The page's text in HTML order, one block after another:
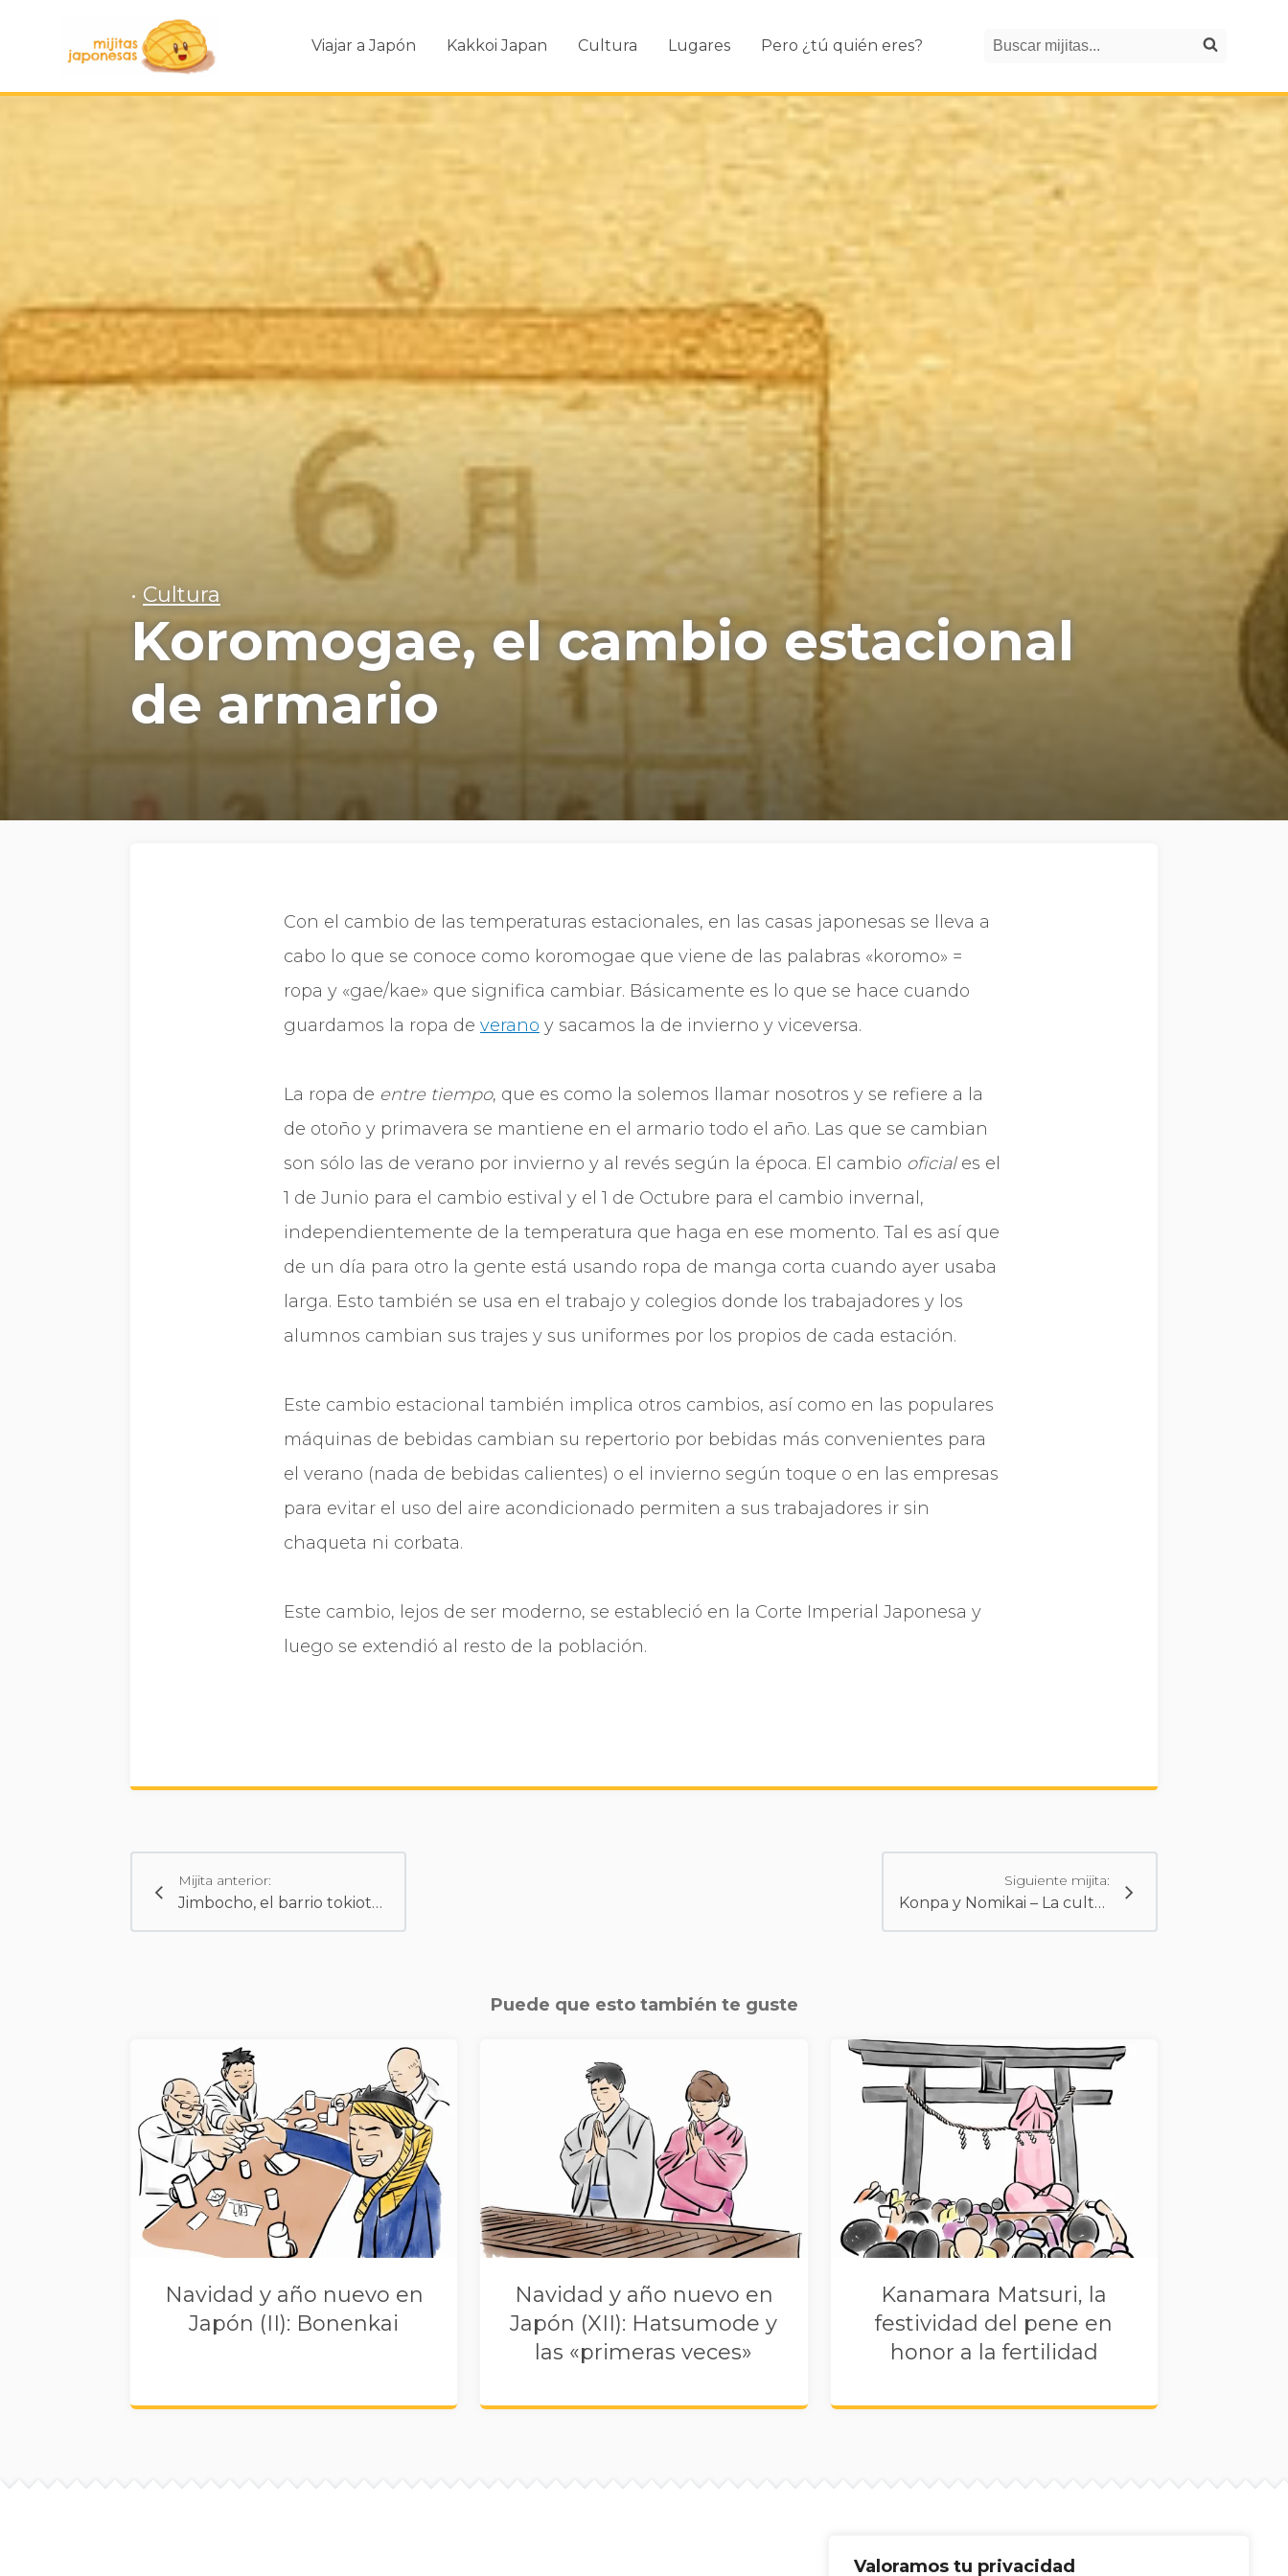
Valoramos tu privacidad
Viajar a Japón Kakkoi Japan Cultura Lugares Pero ¿tú quién eres?
Buscar mijitas
Search
• Cultura
Koromogae, el cambio estacional
de armario
Con el cambio de las temperaturas estacionales, en las casas japonesas se lleva a
cabo lo que se conoce como koromogae que viene de las palabras «koromo» =
ropa y «gae/kae» que significa cambiar. Básicamente es lo que se hace cuando
guardamos la ropa de verano y sacamos la de invierno y viceversa.
La ropa de entre tiempo, que es como la solemos llamar nosotros y se refiere a la
de otoño y primavera se mantiene en el armario todo el año. Las que se cambian
son sólo las de verano por invierno y al revés según la época. El cambio oficiales el
1 de Junio para el cambio estival y el 1 de Octubre para el cambio invernal,
independientemente de la temperatura que haga en ese momento. Tal es así­ que
de un dí­a para otro la gente está usando ropa de manga corta cuando ayer usaba
larga. Esto también se usa en el trabajo y colegios donde los trabajadores y los
alumnos cambian sus trajes y sus uniformes por los propios de cada estación.
Este cambio estacional también implica otros cambios, así­ como en las populares
máquinas de bebidas cambian su repertorio por bebidas más convenientes para
el verano (nada de bebidas calientes) o el invierno según toque o en las empresas
para evitar el uso del aire acondicionado permiten a sus trabajadores ir sin
chaqueta ni corbata.
Este cambio, lejos de ser moderno, se estableció en la Corte Imperial Japonesa y
luego se extendió al resto de la población.
Mijita anterior:
Jimbocho, el barrio tokiota de las librerías
Siguiente mijita:
Konpa y Nomikai – La cultura del alcohol en Japón
Puede que esto también te guste
Navidad y año nuevo en
Japón (II): Bonenkai
Navidad y año nuevo en
Japón (XII): Hatsumode y
las «primeras veces»
Kanamara Matsuri, la
festividad del pene en
honor a la fertilidad